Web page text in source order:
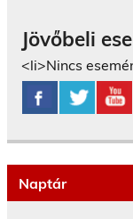
Jövőbeli
<li>Nincs
Naptár